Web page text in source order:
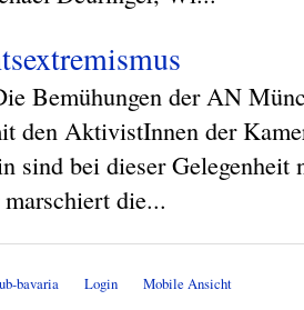
Bemühungen der AN
den AktivistInnen der
sind bei dieser Gelegenheit
die...
bavaria Login Mobile Ansicht